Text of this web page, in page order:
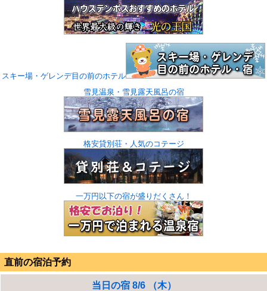
スキー場・ゲレンデ目の前のホテル
雪見温泉・雪見露天風呂の宿
格安貸別荘・人気のコテージ
一万円以下の宿が盛りだくさん！
直前の宿泊予約
当日の宿 8/6 （木）